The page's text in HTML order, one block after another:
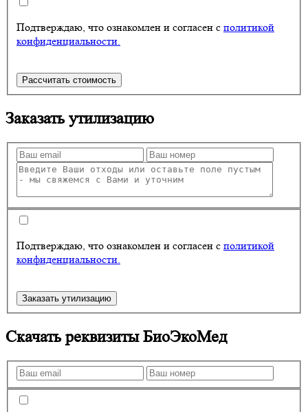
Подтверждаю, что ознакомлен и согласен с политикой
конфиденциальности.
Рассчитать стоимость
Заказать утилизацию
Подтверждаю, что ознакомлен и согласен с политикой
конфиденциальности.
Заказать утилизацию
Скачать реквизитыБиоЭкоМед